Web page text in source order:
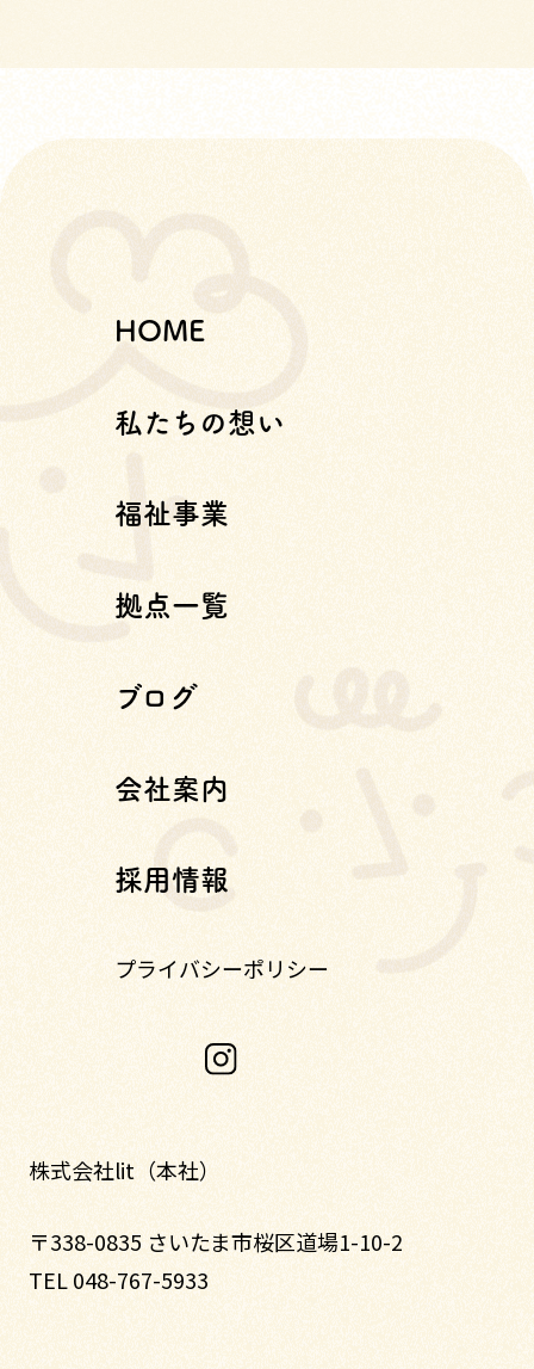
HOME
私たちの想い
福祉事業
拠点一覧
ブログ
会社案内
採用情報
プライバシーポリシー
株式会社lit（本社）
〒338-0835 さいたま市桜区道場1-10-2
TEL 048-767-5933